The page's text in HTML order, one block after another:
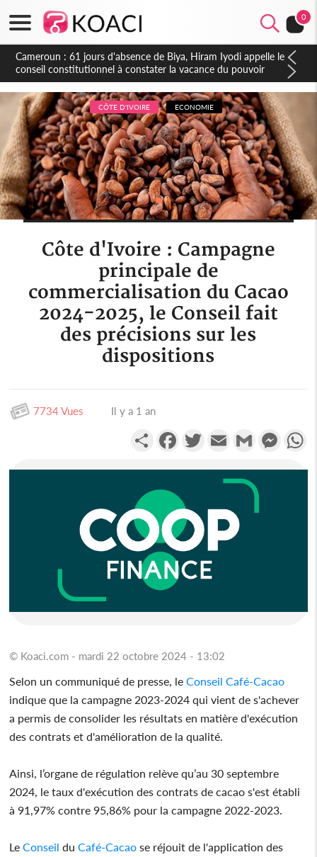
0
Côte d'Ivoire : Fin de la pagaille au PDCI-RDA, Lessiehi bannit
les mouvements sauvages
CÔTE D'IVOIRE ECONOMIE
Côte d'Ivoire : Campagne
principale de
commercialisation du Cacao
2024-2025, le Conseil fait
des précisions sur les
dispositions
7734 Vues Il y a 1 an
PartagerFacebookTwitterEmail Gmail
© Koaci.com - mardi 22 octobre 2024 - 13:02
Selon un communiqué de presse, leConseil Café-Cacao
indique que la campagne 2023-2024 qui vient de s'achever
a permis de consolider les résultats en matière d'exécution
des contrats et d'amélioration de la qualité.
Ainsi, l’organe de régulation relève qu’au 30 septembre
2024, le taux d'exécution des contrats de cacao s'est établi
à 91,97% contre 95,86% pour la campagne 2022-2023.
LeConseil duCafé-Cacao se réjouit de l'application des